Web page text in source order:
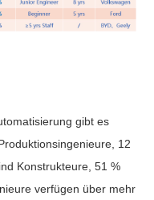
gibt es
12
Konstrukteure, 51 %
verfügen über mehr